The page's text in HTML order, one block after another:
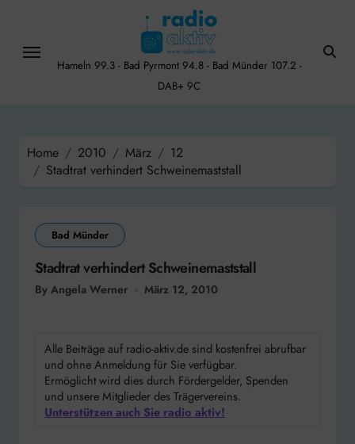
content
Hameln 99.3 - Bad Pyrmont 94.8 - Bad Münder 107.2 -
DAB+ 9C
Home 2010 März
12
Stadtrat verhindert Schweinemaststall
Bad Münder
Stadtrat verhindert Schweinemaststall
By Angela Werner März 12, 2010
Alle Beiträge auf radio-aktiv.de sind kostenfrei abrufbar
und ohne Anmeldung für Sie verfügbar.
Ermöglicht wird dies durch Fördergelder, Spenden
und unsere Mitglieder des Trägervereins.
Unterstützen auch Sie radio aktiv!